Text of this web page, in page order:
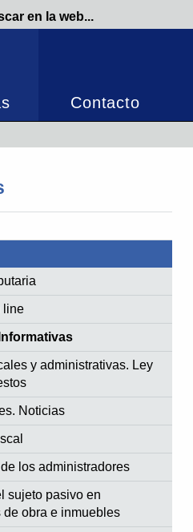
Contacto
line
y administrativas. Ley
Noticias
los administradores
sujeto pasivo en
obra e inmuebles